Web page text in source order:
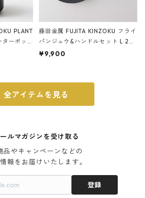
PLANT
ーポッ
藤田金属 FUJITA KINZOKU フライ
パンジュウ&ハンドルセット L 24c
m ガス火・IH対応 鉄フライパン
¥9,900
全アイテムを見る
ルマガジンを受け取る
品やキャンペーンなどの
報をお届けいたします。
登録